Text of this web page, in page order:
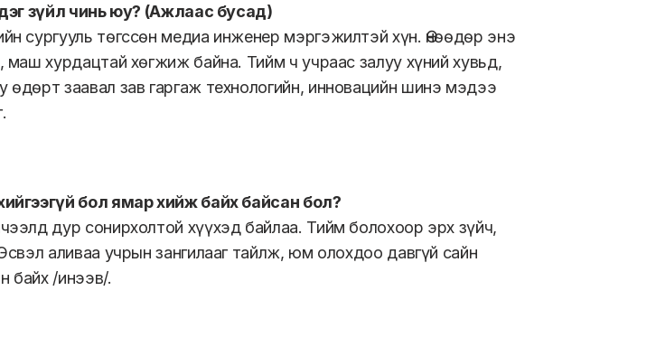
зүйл чинь юу? (Ажлаас бусад)
сургууль төгссөн медиа инженер мэргэжилтэй хүн. Өнөөдөр энэ
маш хурдацтай хөгжиж байна. Тийм ч учраас залуу хүний хувьд,
өдөрт заавал зав гаргаж технологийн, инновацийн шинэ мэдээ
бол ямар хийж байх байсан бол?
дур сонирхолтой хүүхэд байлаа. Тийм болохоор эрх зүйч,
аливаа учрын зангилааг тайлж, юм олохдоо давгүй сайн
байх /инээв/.